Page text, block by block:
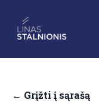
← Grįžti į sąrašą